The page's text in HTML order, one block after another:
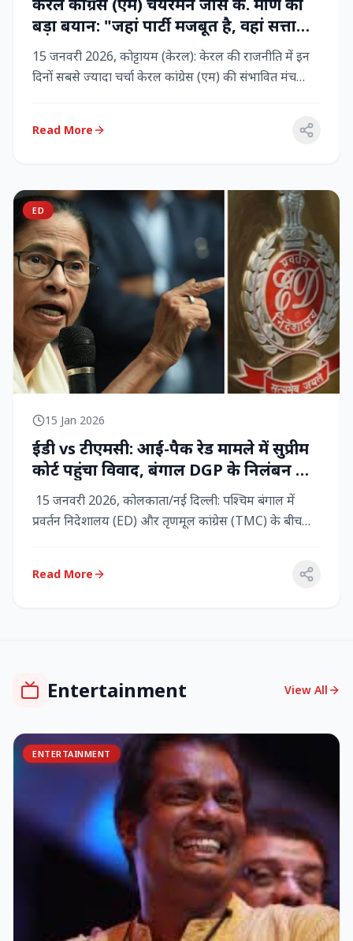
बड़ा बयान: "जहां पार्टी मजबूत है, वहां सत्ता
बनी रहेगी" – LDF के साथ बने रहने पर जोर
15 जनवरी 2026, कोट्टायम (केरल): केरल की राजनीति में इन
दिनों सबसे ज्यादा चर्चा केरल कांग्रेस (एम) की संभावित मंच
Read More
ED
15 Jan 2026
ईडी vs टीएमसी: आई-पैक रेड मामले में सुप्रीम
कोर्ट पहुंचा विवाद, बंगाल DGP के निलंबन की
मांग, कलकत्ता हाईकोर्ट में CBI छापेमारी
15 जनवरी 2026, कोलकाता/नई दिल्ली: पश्चिम बंगाल में
प्रवर्तन निदेशालय (ED) और तृणमूल कांग्रेस (TMC) के बीच
Read More
Entertainment View All
ENTERTAINMENT